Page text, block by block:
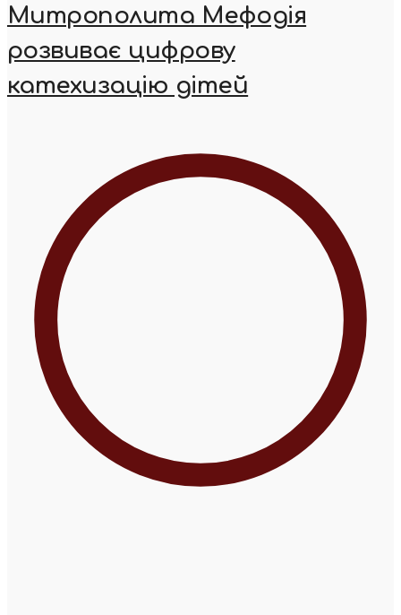
Митрополита Мефодія
розвиває цифрову
катехизацію дітей